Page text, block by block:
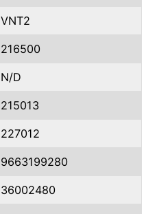
VNT2
216500
N/D
215013
227012
9663199280
36002480